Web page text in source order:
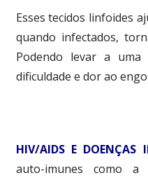
Esses tecidos linfoides
quando infectados,
Podendo levar a
dificuldade e dor ao
HIV/AIDS E DOENÇAS
auto-imunes como a